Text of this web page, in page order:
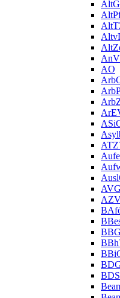
AO
AVG
BBG